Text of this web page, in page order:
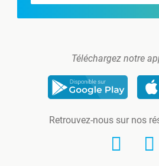
Téléchargez notre
Retrouvez-nous sur nos